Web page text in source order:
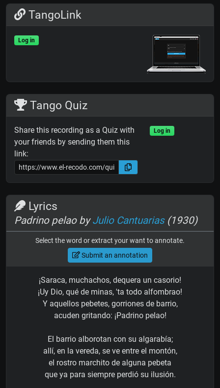
TangoLink
Log in
Tango Quiz
Share this recording as a Quiz with
your friends by sending them this
link:
Log in
Lyrics
Padrino pelao byJulio Cantuarias(1930)
Select the word or extract your want to annotate.
Submit an annotation
¡Saraca, muchachos, dequera un casorio!
¡Uy Dio, qué de minas, 'ta todo alfombrao!
Y aquellos pebetes, gorriones de barrio,
acuden gritando: ¡Padrino pelao!
El barrio alborotan con su algarabía;
allí, en la vereda, se ve entre el montón,
el rostro marchito de alguna pebeta
que ya para siempre perdió su ilusión.